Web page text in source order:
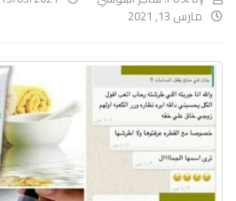
مارس 13, 2021